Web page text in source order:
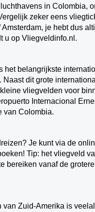
in Colombia,
zeker eens
je hebt dus
u op Vliegveldinfo.nl.
het belangrijkste
dit grote
vliegvelden voor
Internacional
van Colombia.
Je kunt via de
Tip: het vliegveld
bereiken vanaf de
Zuid-Amerika is